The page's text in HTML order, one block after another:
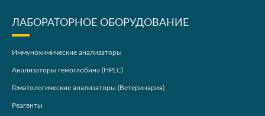
ЛАБОРАТОРНОЕ ОБОРУДОВАНИЕ
Иммунохимические анализаторы
Анализаторы гемоглобина (HPLC)
Гематологические анализаторы (Ветеринария)
Реагенты